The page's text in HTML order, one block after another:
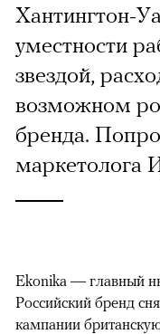
Хантингтон-
уместности
звездой,
возможном
бренда.
маркетолога
Ekonika — главный
Российский бренд
кампании